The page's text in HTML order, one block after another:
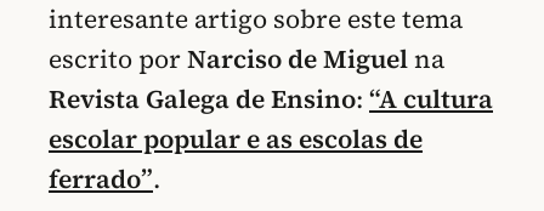
interesante artigo sobre este tema
escrito porNarciso de Miguelna
Revista Galega de Ensino: “A cultura
escolar popular e as escolas de
ferrado”.